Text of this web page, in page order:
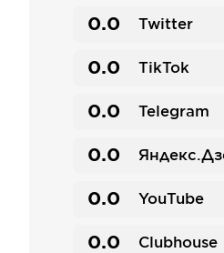
0.0 Twitter
0.0 TikTok
0.0 Telegram
0.0
0.0 YouTube
0.0 Clubhouse